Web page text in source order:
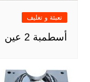
تعبئة و تغليف
أسطمبة 2 عين